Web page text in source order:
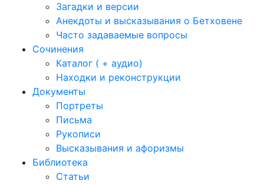
Загадки и версии
Анекдоты и высказывания о Бетховене
Часто задаваемые вопросы
Сочинения
Каталог ( + аудио)
Находки и реконструкции
Документы
Портреты
Письма
Рукописи
Высказывания и афоризмы
Библиотека
Статьи